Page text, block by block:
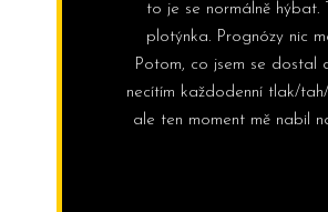
to je se normálně hýbat.
plotýnka. Prognózy nic
Potom, co jsem se dostal
necítím každodenní tlak/
ale ten moment mě nabil